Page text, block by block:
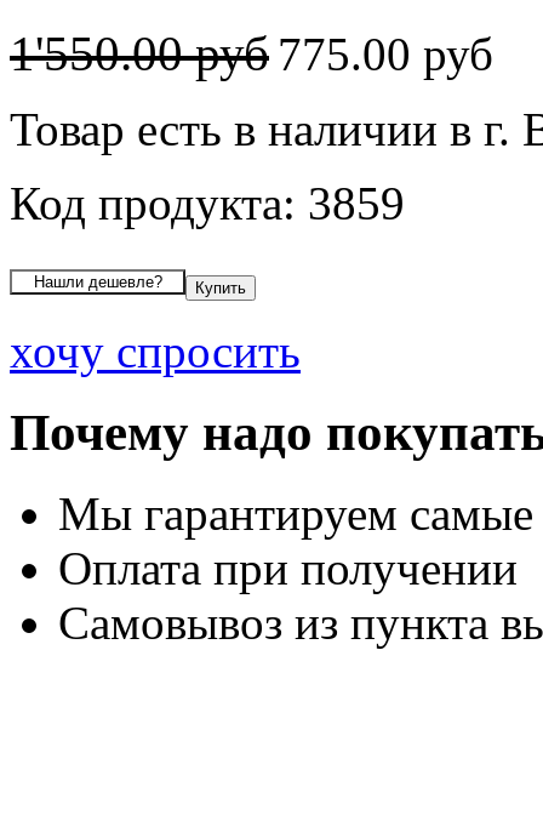
1'550.00 руб 775.00 руб
Товар есть в наличии в г.
Код продукта: 3859
хочу спросить
Почему надо
Мы гарантируем
Оплата при получении
Самовывоз из пункта